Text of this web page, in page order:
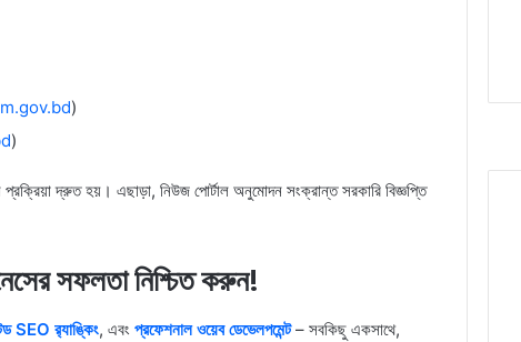
)
)
দ্রুত হয়। এছাড়া, নিউজ পোর্টাল অনুমোদন সংক্রান্ত সরকারি বিজ্ঞপ্তি
সফলতা নিশ্চিত করুন!
SEO র‍্যাঙ্কিং, এবং প্রফেশনাল ওয়েব ডেভেলপমেন্ট– সবকিছু একসাথে,